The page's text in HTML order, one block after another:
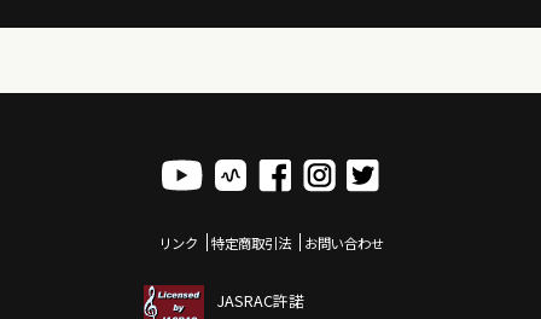
リンク 特定商取引法 お問い合わせ
JASRAC許諾